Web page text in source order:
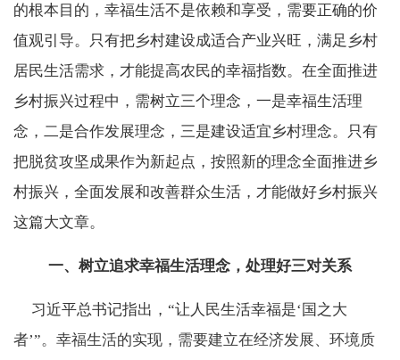
的根本目的，幸福生活不是依赖和享受，需要正确的价
值观引导。只有把乡村建设成适合产业兴旺，满足乡村
居民生活需求，才能提高农民的幸福指数。在全面推进
乡村振兴过程中，需树立三个理念，一是幸福生活理
念，二是合作发展理念，三是建设适宜乡村理念。只有
把脱贫攻坚成果作为新起点，按照新的理念全面推进乡
村振兴，全面发展和改善群众生活，才能做好乡村振兴
这篇大文章。
一、树立追求幸福生活理念，处理好三对关系
习近平总书记指出，“让人民生活幸福是‘国之大
者’”。幸福生活的实现，需要建立在经济发展、环境质